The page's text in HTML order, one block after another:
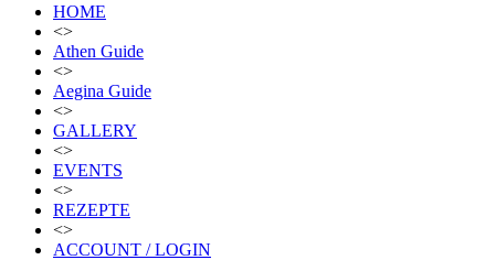
HOME
<>
Athen Guide
<>
Aegina Guide
<>
GALLERY
<>
EVENTS
<>
REZEPTE
<>
ACCOUNT / LOGIN